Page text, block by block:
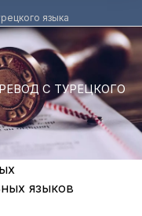
языка
С ТУРЕЦКОГО
языков